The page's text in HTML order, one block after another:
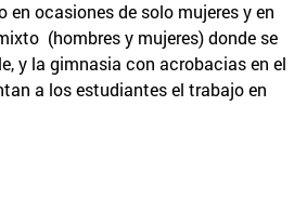
en ocasiones de solo mujeres y en
(hombres y mujeres) donde se
y la gimnasia con acrobacias en el
a los estudiantes el trabajo en